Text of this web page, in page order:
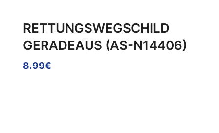
RETTUNGSWEGSCHILD
GERADEAUS (AS-N14406)
8.99€